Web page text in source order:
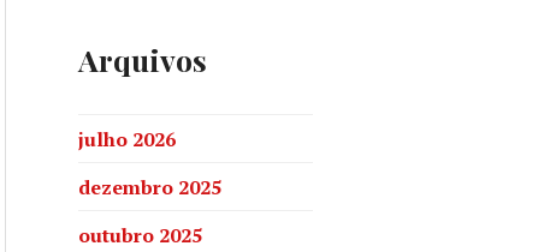
Arquivos
julho 2026
dezembro 2025
outubro 2025